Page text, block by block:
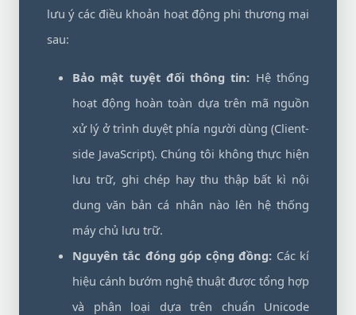
lưu ý các điều khoản hoạt động phi thương mại
sau:
Bảo mật tuyệt đối thông tin: Hệ thống
hoạt động hoàn toàn dựa trên mã nguồn
xử lý ở trình duyệt phía người dùng (Client-
side JavaScript). Chúng tôi không thực hiện
lưu trữ, ghi chép hay thu thập bất kì nội
dung văn bản cá nhân nào lên hệ thống
máy chủ lưu trữ.
Nguyên tắc đóng góp cộng đồng: Các kí
hiệu cánh bướm nghệ thuật được tổng hợp
và phân loại dựa trên chuẩn Unicode